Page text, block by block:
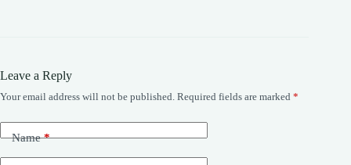
Leave a Reply
Your email address will not be published. Required fields are marked *
Name*